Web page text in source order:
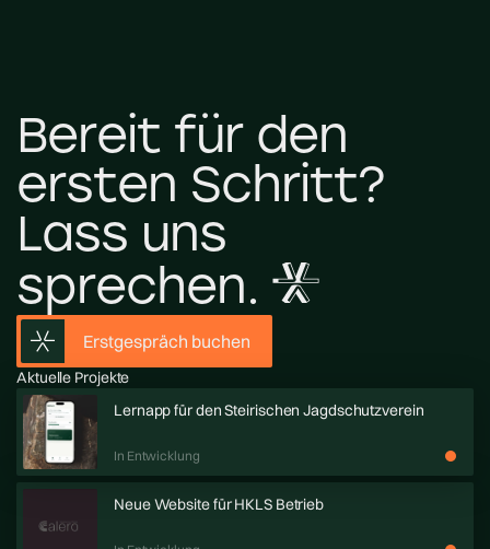
Bereit für den
ersten Schritt?
Lass uns
sprechen.
Erstgespräch buchen
Aktuelle Projekte
Lernapp für den Steirischen Jagdschutzverein
In Entwicklung
Neue Website für HKLS Betrieb